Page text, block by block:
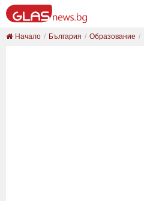
Начало България Образование